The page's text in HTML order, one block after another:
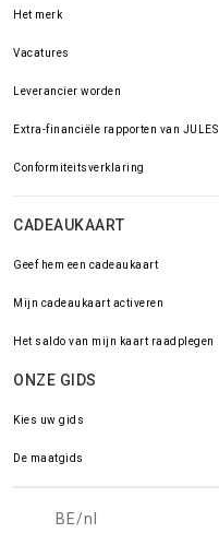
Het merk
Vacatures
Leverancier worden
Extra-financiële rapporten van JULES
Conformiteitsverklaring
CADEAUKAART
Geef hem een cadeaukaart
Mijn cadeaukaart activeren
Het saldo van mijn kaart raadplegen
ONZE GIDS
Kies uw gids
De maatgids
BE/nl